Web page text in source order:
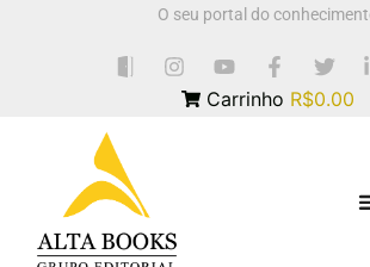
O seu portal do
Carrinho R$0.00